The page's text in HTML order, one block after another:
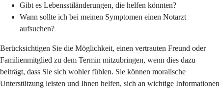
Gibt es Lebensstiländerungen, die helfen könnten?
Wann sollte ich bei meinen Symptomen einen Notarzt
aufsuchen?
Berücksichtigen Sie die Möglichkeit, einen vertrauten Freund oder
Familienmitglied zu dem Termin mitzubringen, wenn dies dazu
beiträgt, dass Sie sich wohler fühlen. Sie können moralische
Unterstützung leisten und Ihnen helfen, sich an wichtige Informationen